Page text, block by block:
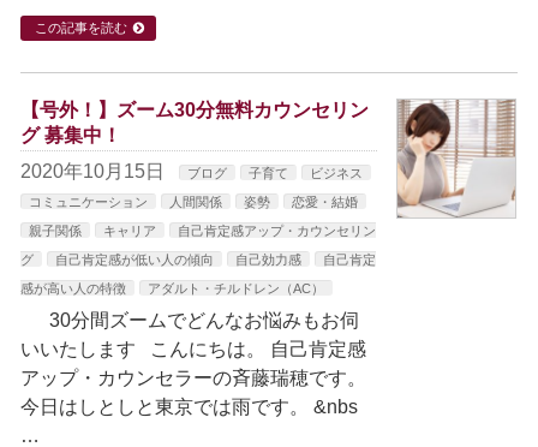
この記事を読む
【号外！】ズーム30分無料カウンセリン
グ 募集中！
2020年10月15日
ブログ 子育て
ビジネス
コミュニケーション
人間関係 姿勢
恋愛・結婚
親子関係
キャリア
自己肯定感アップ・カウンセリン
グ
自己肯定感が低い人の傾向 自己効力感
自己肯定
感が高い人の特徴
アダルト・チルドレン（AC）
30分間ズームでどんなお悩みもお伺
いいたします こんにちは。 自己肯定感
アップ・カウンセラーの斉藤瑞穂です。
今日はしとしと東京では雨です。 &nbs
…